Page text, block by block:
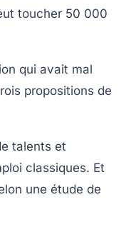
toucher 50 000
qui avait mal
propositions de
talents et
classiques. Et
une étude de